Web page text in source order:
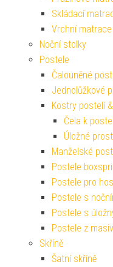
Skládací
Vrchní matrace
Noční stolky
Postele
Čalouněné
Jednolůžkové
Kostry postelí
Čela k
Úložné
Manželské
Postele
Postele pro
Postele s
Postele s
Postele z
Skříně
Šatní skříně